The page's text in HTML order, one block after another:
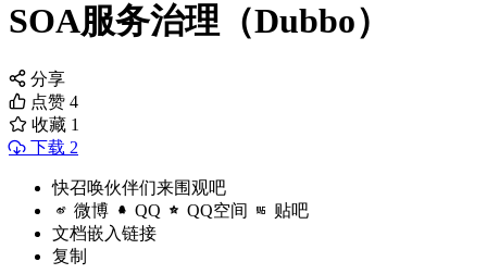
SOA服务治理（Dubbo）
分享
点赞 4
收藏 1
下载 2
快召唤伙伴们来围观吧
微博 QQ QQ空间 贴吧
文档嵌入链接
复制